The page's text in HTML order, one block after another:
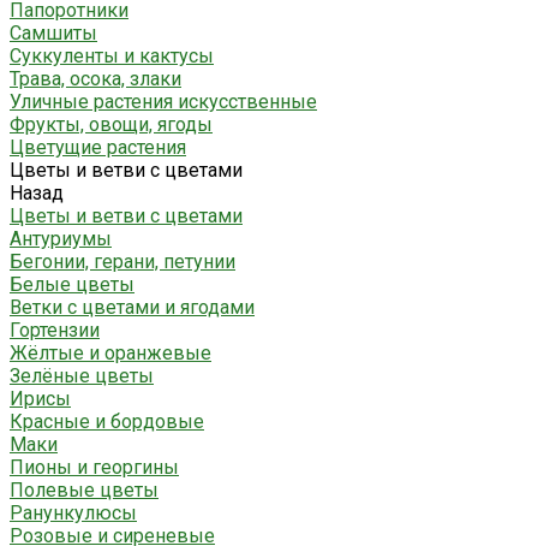
Папоротники
Самшиты
Суккуленты и кактусы
Трава, осока, злаки
Уличные растения искусственные
Фрукты, овощи, ягоды
Цветущие растения
Цветы и ветви с цветами
Назад
Цветы и ветви с цветами
Антуриумы
Бегонии, герани, петунии
Белые цветы
Ветки с цветами и ягодами
Гортензии
Жёлтые и оранжевые
Зелёные цветы
Ирисы
Красные и бордовые
Маки
Пионы и георгины
Полевые цветы
Ранункулюсы
Розовые и сиреневые